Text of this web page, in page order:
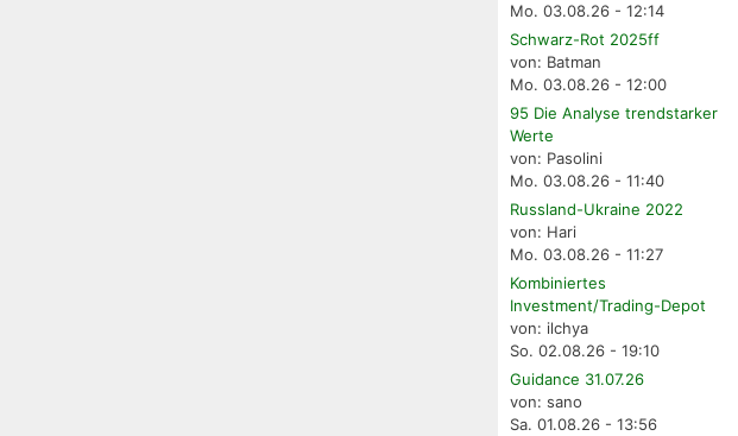
Mo. 03.08.26 - 12:14
Schwarz-Rot 2025ff
von: Batman
Mo. 03.08.26 - 12:00
95 Die Analyse trendstarker
Werte
von: Pasolini
Mo. 03.08.26 - 11:40
Russland-Ukraine 2022
von: Hari
Mo. 03.08.26 - 11:27
Kombiniertes
Investment/Trading-Depot
von: ilchya
So. 02.08.26 - 19:10
Guidance 31.07.26
von: sano
Sa. 01.08.26 - 13:56